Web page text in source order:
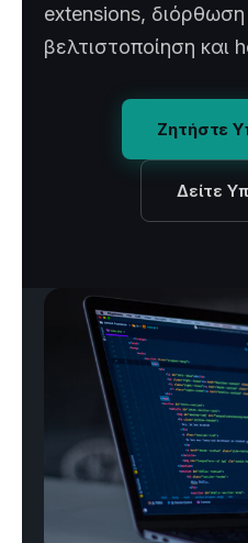
extensions,
βελτιστοποίηση και
Ζητήστε
Δείτε